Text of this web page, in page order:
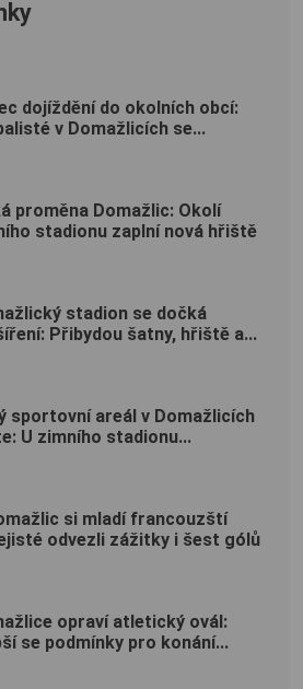
dojíždění do okolních obcí:
v Domažlicích se...
proměna Domažlic: Okolí
stadionu zaplní nová hřiště
stadion se dočká
Přibydou šatny, hřiště a...
sportovní areál v Domažlicích
U zimního stadionu...
si mladí francouzští
odvezli zážitky i šest gólů
opraví atletický ovál:
se podmínky pro konání...